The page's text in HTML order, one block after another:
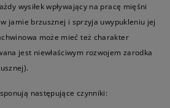
wysiłek wpływający na pracę mięśni
jamie brzusznej i sprzyja uwypukleniu jej
może mieć też charakter
jest niewłaściwym rozwojem zarodka
następujące czynniki: